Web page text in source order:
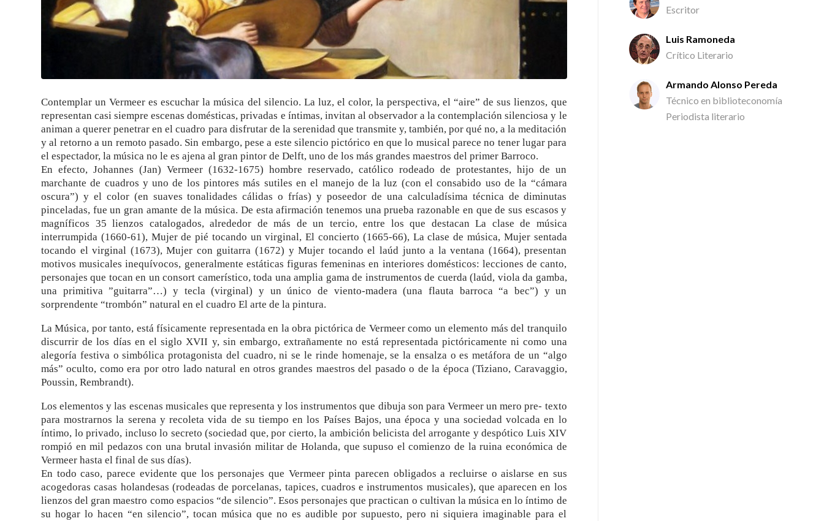
Contemplar un Vermeer es escuchar la música del silencio. La luz, el color, la perspectiva, el “aire” de sus lienzos, que
representan casi siempre escenas domésticas, privadas e íntimas, invitan al observador a la contemplación silenciosa y le
animan a querer penetrar en el cuadro para disfrutar de la serenidad que transmite y, también, por qué no, a la meditación
y al retorno a un remoto pasado. Sin embargo, pese a este silencio pictórico en que lo musical parece no tener lugar para
el espectador, la música no le es ajena al gran pintor de Delft, uno de los más grandes maestros del primer Barroco.
En efecto, Johannes (Jan) Vermeer (1632-1675) hombre reservado, católico rodeado de protestantes, hijo de un
marchante de cuadros y uno de los pintores más sutiles en el manejo de la luz (con el consabido uso de la “cámara
oscura”) y el color (en suaves tonalidades cálidas o frías) y poseedor de una calculadísima técnica de diminutas
pinceladas, fue un gran amante de la música. De esta afirmación tenemos una prueba razonable en que de sus escasos y
magníficos 35 lienzos catalogados, alrededor de más de un tercio, entre los que destacan La clase de música
interrumpida (1660-61), Mujer de pié tocando un virginal, El concierto (1665-66), La clase de música, Mujer sentada
tocando el virginal (1673), Mujer con guitarra (1672) y Mujer tocando el laúd junto a la ventana (1664), presentan
motivos musicales inequívocos, generalmente estáticas figuras femeninas en interiores domésticos: lecciones de canto,
personajes que tocan en un consort camerístico, toda una amplia gama de instrumentos de cuerda (laúd, viola da gamba,
una primitiva ”guitarra”…) y tecla (virginal) y un único de viento-madera (una flauta barroca “a bec”) y un
sorprendente “trombón” natural en el cuadro El arte de la pintura.
La Música, por tanto, está físicamente representada en la obra pictórica de Vermeer como un elemento más del tranquilo
discurrir de los días en el siglo XVII y, sin embargo, extrañamente no está representada pictóricamente ni como una
alegoría festiva o simbólica protagonista del cuadro, ni se le rinde homenaje, se la ensalza o es metáfora de un “algo
más” oculto, como era por otro lado natural en otros grandes maestros del pasado o de la época (Tiziano, Caravaggio,
Poussin, Rembrandt).
Los elementos y las escenas musicales que representa y los instrumentos que dibuja son para Vermeer un mero pre- texto
para mostrarnos la serena y recoleta vida de su tiempo en los Países Bajos, una época y una sociedad volcada en lo
íntimo, lo privado, incluso lo secreto (sociedad que, por cierto, la ambición belicista del arrogante y despótico Luis XIV
rompió en mil pedazos con una brutal invasión militar de Holanda, que supuso el comienzo de la ruina económica de
Vermeer hasta el final de sus días).
En todo caso, parece evidente que los personajes que Vermeer pinta parecen obligados a recluirse o aislarse en sus
acogedoras casas holandesas (rodeadas de porcelanas, tapices, cuadros e instrumentos musicales), que aparecen en los
lienzos del gran maestro como espacios “de silencio”. Esos personajes que practican o cultivan la música en lo íntimo de
su hogar lo hacen “en silencio”, tocan música que no es audible por supuesto, pero ni siquiera imaginable para el
Escritor
Luis Ramoneda
Crítico Literario
Armando Alonso Pereda
Técnico en biblioteconomía
Periodista literario